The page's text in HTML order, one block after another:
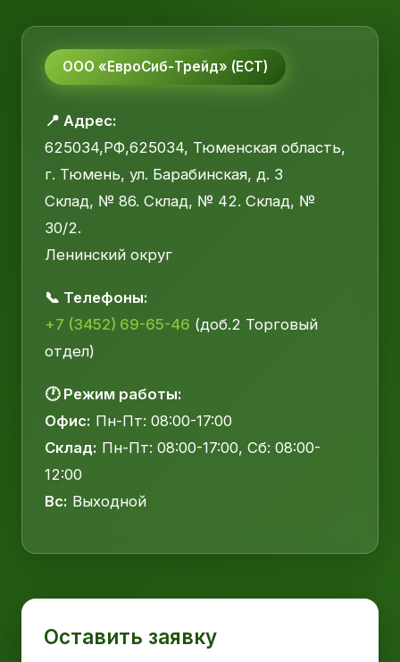
ООО «ЕвроСиб-Трейд» (ЕСТ)
📍 Адрес:
625034,РФ,625034, Тюменская область,
г. Тюмень, ул. Барабинская, д. 3
Склад, № 86. Склад, № 42. Склад, №
30/2.
Ленинский округ
📞 Телефоны:
+7 (3452) 69-65-46 (доб.2 Торговый
отдел)
🕐 Режим работы:
Офис: Пн-Пт: 08:00-17:00
Склад: Пн-Пт: 08:00-17:00, Сб: 08:00-
12:00
Вс: Выходной
Оставить заявку